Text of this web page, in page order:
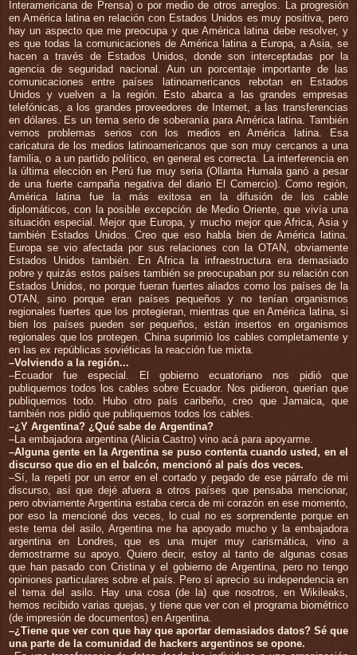
Interamericana de Prensa) o por medio de otros arreglos. La progresión
en América latina en relación con Estados Unidos es muy positiva, pero
hay un aspecto que me preocupa y que América latina debe resolver, y
es que todas la comunicaciones de América latina a Europa, a Asia, se
hacen a través de Estados Unidos, donde son interceptadas por la
agencia de seguridad nacional. Aun un porcentaje importante de las
comunicaciones entre países latinoamericanos rebotan en Estados
Unidos y vuelven a la región. Esto abarca a las grandes empresas
telefónicas, a los grandes proveedores de Internet, a las transferencias
en dólares. Es un tema serio de soberanía para América latina. También
vemos problemas serios con los medios en América latina. Esa
caricatura de los medios latinoamericanos que son muy cercanos a una
familia, o a un partido político, en general es correcta. La interferencia en
la última elección en Perú fue muy seria (Ollanta Humala ganó a pesar
de una fuerte campaña negativa del diario El Comercio). Como región,
América latina fue la más exitosa en la difusión de los cable
diplomáticos, con la posible excepción de Medio Oriente, que vivía una
situación especial. Mejor que Europa, y mucho mejor que Africa, Asia y
también Estados Unidos. Creo que eso habla bien de América latina.
Europa se vio afectada por sus relaciones con la OTAN, obviamente
Estados Unidos también. En Africa la infraestructura era demasiado
pobre y quizás estos países también se preocupaban por su relación con
Estados Unidos, no porque fueran fuertes aliados como los países de la
OTAN, sino porque eran países pequeños y no tenían organismos
regionales fuertes que los protegieran, mientras que en América latina, si
bien los países pueden ser pequeños, están insertos en organismos
regionales que los protegen. China suprimió los cables completamente y
en las ex repúblicas soviéticas la reacción fue mixta.
–Volviendo a la región...
–Ecuador fue especial. El gobierno ecuatoriano nos pidió que
publiquemos todos los cables sobre Ecuador. Nos pidieron, querían que
publiquemos todo. Hubo otro país caribeño, creo que Jamaica, que
también nos pidió que publiquemos todos los cables.
–¿Y Argentina? ¿Qué sabe de Argentina?
–La embajadora argentina (Alicia Castro) vino acá para apoyarme.
–Alguna gente en la Argentina se puso contenta cuando usted, en el
discurso que dio en el balcón, mencionó al país dos veces.
–Sí, la repetí por un error en el cortado y pegado de ese párrafo de mi
discurso, así que dejé afuera a otros países que pensaba mencionar,
pero obviamente Argentina estaba cerca de mi corazón en ese momento,
por eso la mencioné dos veces, lo cual no es sorprendente porque en
este tema del asilo, Argentina me ha apoyado mucho y la embajadora
argentina en Londres, que es una mujer muy carismática, vino a
demostrarme su apoyo. Quiero decir, estoy al tanto de algunas cosas
que han pasado con Cristina y el gobierno de Argentina, pero no tengo
opiniones particulares sobre el país. Pero sí aprecio su independencia en
el tema del asilo. Hay una cosa (de la) que nosotros, en Wikileaks,
hemos recibido varias quejas, y tiene que ver con el programa biométrico
(de impresión de documentos) en Argentina.
–¿Tiene que ver con que hay que aportar demasiados datos? Sé que
una parte de la comunidad de hackers argentinos se opone.